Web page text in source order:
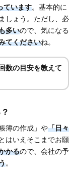
ています。基本的に
しょう。ただし、必
多いので、気になる
てくださいね。
数の目安を教えて
簿の作成」や「日々
はいえそこまでお願
かるので、会社の予
。